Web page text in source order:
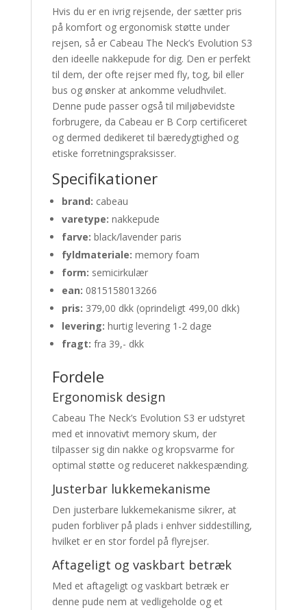
Hvis du er en ivrig rejsende, der sætter pris
på komfort og ergonomisk støtte under
rejsen, så er Cabeau The Neck’s Evolution S3
den ideelle nakkepude for dig. Den er perfekt
til dem, der ofte rejser med fly, tog, bil eller
bus og ønsker at ankomme veludhvilet.
Denne pude passer også til miljøbevidste
forbrugere, da Cabeau er B Corp certificeret
og dermed dedikeret til bæredygtighed og
etiske forretningspraksisser.
Specifikationer
brand: cabeau
varetype: nakkepude
farve: black/lavender paris
fyldmateriale: memory foam
form: semicirkulær
ean: 0815158013266
pris: 379,00 dkk (oprindeligt 499,00 dkk)
levering: hurtig levering 1-2 dage
fragt: fra 39,- dkk
Fordele
Ergonomisk design
Cabeau The Neck’s Evolution S3 er udstyret
med et innovativt memory skum, der
tilpasser sig din nakke og kropsvarme for
optimal støtte og reduceret nakkespænding.
Justerbar lukkemekanisme
Den justerbare lukkemekanisme sikrer, at
puden forbliver på plads i enhver siddestilling,
hvilket er en stor fordel på flyrejser.
Aftageligt og vaskbart betræk
Med et aftageligt og vaskbart betræk er
denne pude nem at vedligeholde og et